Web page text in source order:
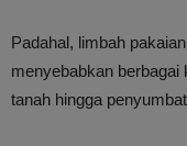
Padahal, limbah
menyebabkan berbagai
tanah hingga